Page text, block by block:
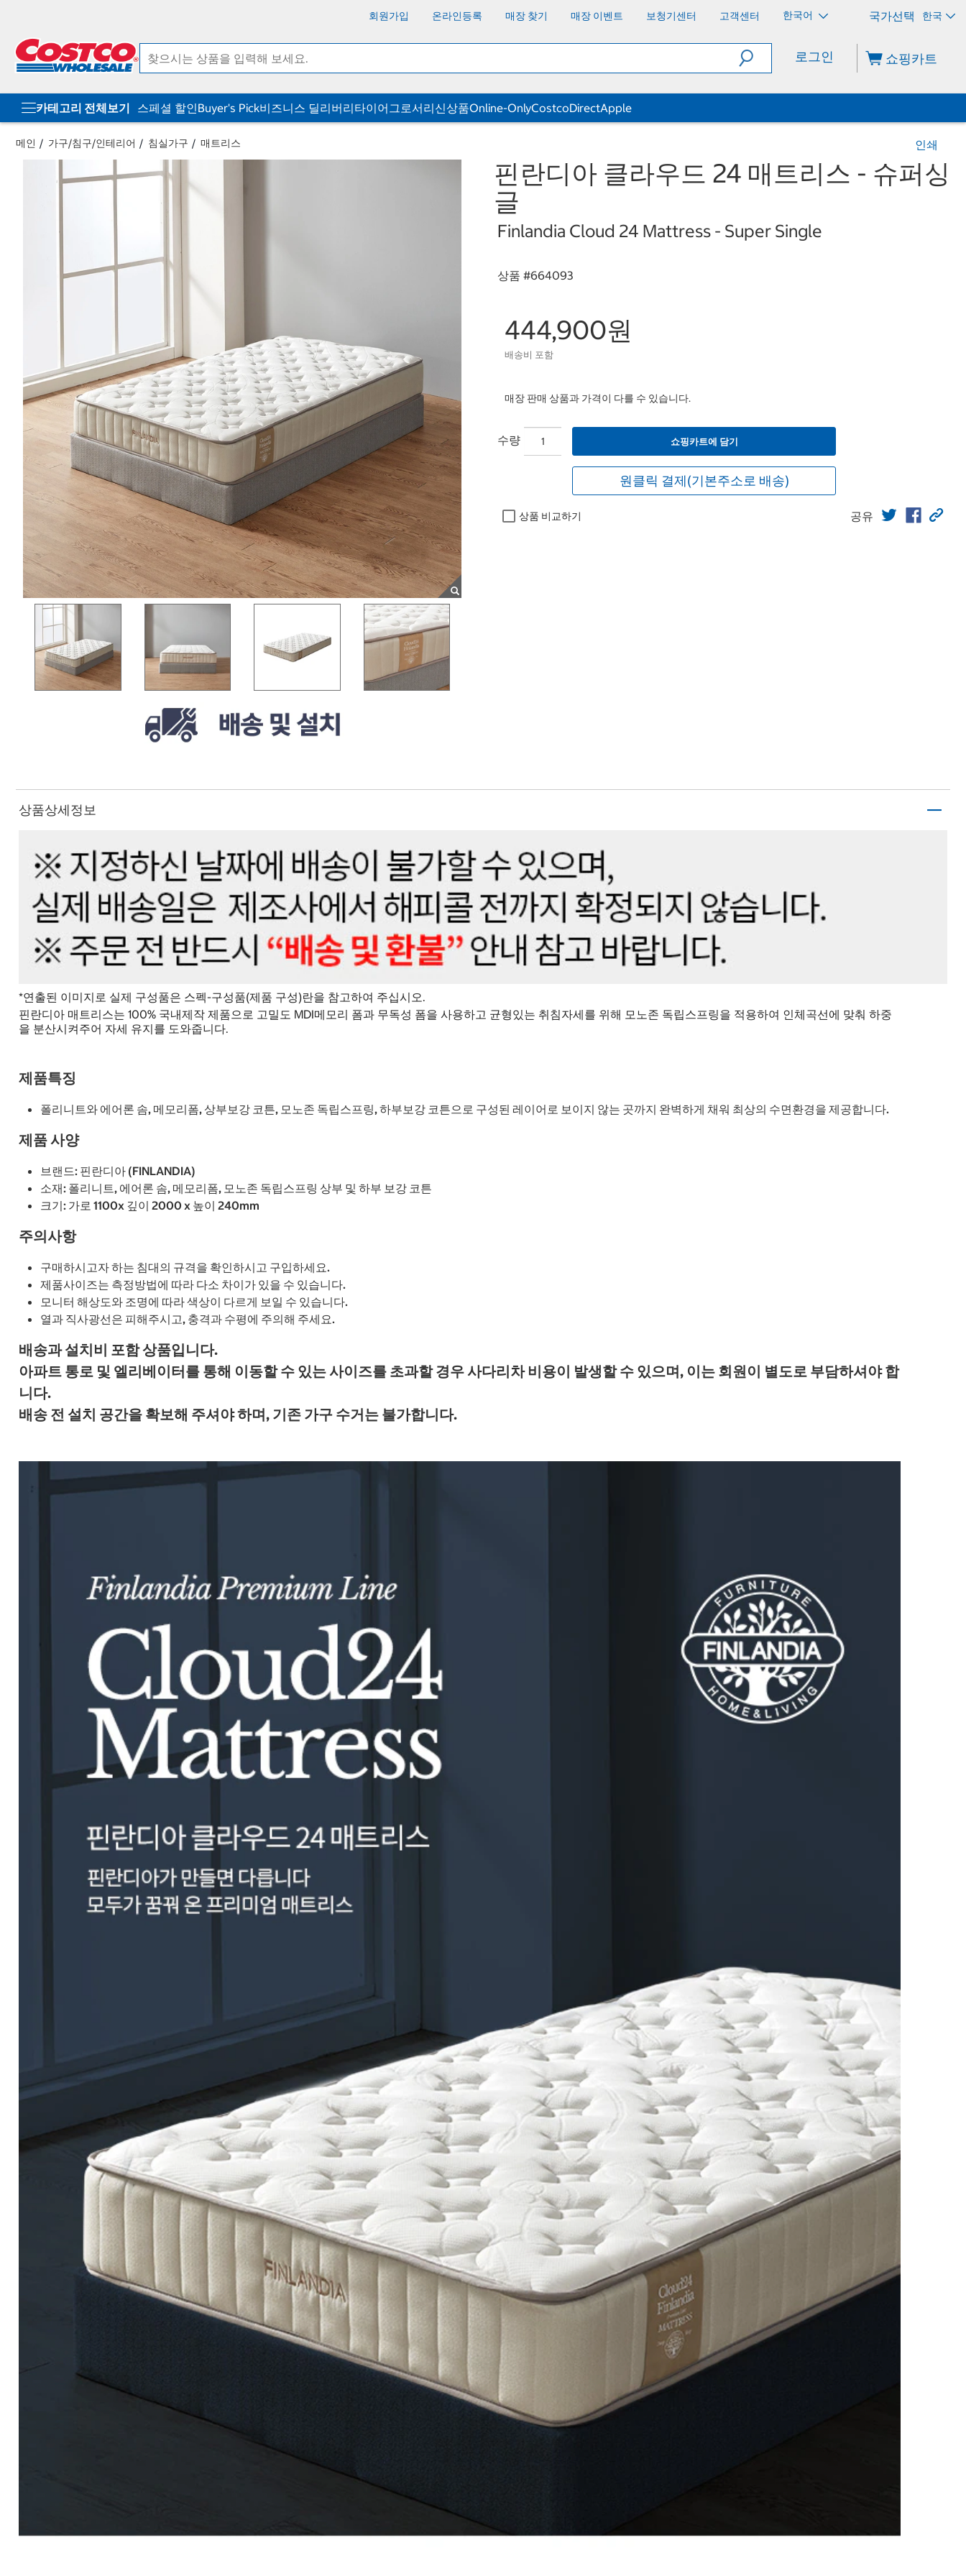
회원가입 온라인등록 매장 찾기 매장 이벤트 보청기센터 고객센터 한국어 한국
로그인 쇼핑카트
카테고리 전체보기 스페셜 할인Buyer's Pick비즈니스 딜리버리타이어그로서리신상품Online-OnlyCostcoDirectApple
메인 가구/침구/인테리어 침실가구 매트리스 인쇄
핀란디아 클라우드 24 매트리스 - 슈퍼싱
글
Finlandia Cloud 24 Mattress - Super Single
상품 #664093
444,900원
배송비 포함
매장 판매 상품과 가격이 다를 수 있습니다.
수량 쇼핑카트에 담기
원클릭 결제(기본주소로 배송)
상품 비교하기 공유
상품상세정보
*연출된 이미지로 실제 구성품은 스펙-구성품(제품 구성)란을 참고하여 주십시오.
핀란디아 매트리스는 100% 국내제작 제품으로 고밀도 MDI메모리 폼과 무독성 폼을 사용하고 균형있는 취침자세를 위해 모노존 독립스프링을 적용하여 인체곡선에 맞춰 하중
을 분산시켜주어 자세 유지를 도와줍니다.
제품특징
폴리니트와 에어론 솜, 메모리폼, 상부보강 코튼, 모노존 독립스프링, 하부보강 코튼으로 구성된 레이어로 보이지 않는 곳까지 완벽하게 채워 최상의 수면환경을 제공합니다.
제품 사양
브랜드: 핀란디아 (FINLANDIA)
소재: 폴리니트, 에어론 솜, 메모리폼, 모노존 독립스프링 상부 및 하부 보강 코튼
크기: 가로 1100x 깊이 2000 x 높이 240mm
주의사항
구매하시고자 하는 침대의 규격을 확인하시고 구입하세요.
제품사이즈는 측정방법에 따라 다소 차이가 있을 수 있습니다.
모니터 해상도와 조명에 따라 색상이 다르게 보일 수 있습니다.
열과 직사광선은 피해주시고, 충격과 수평에 주의해 주세요.
배송과 설치비 포함 상품입니다.
아파트 통로 및 엘리베이터를 통해 이동할 수 있는 사이즈를 초과할 경우 사다리차 비용이 발생할 수 있으며, 이는 회원이 별도로 부담하셔야 합
니다.
배송 전 설치 공간을 확보해 주셔야 하며, 기존 가구 수거는 불가합니다.